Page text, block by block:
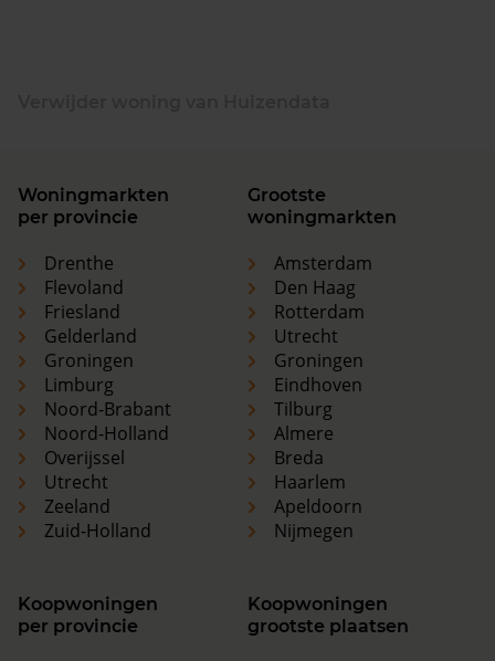
Woningmarkten
per provincie
Drenthe
Flevoland
Friesland
Gelderland
Groningen
Limburg
Noord-Brabant
Noord-Holland
Overijssel
Utrecht
Zeeland
Zuid-Holland
Grootste
woningmarkten
Amsterdam
Den Haag
Rotterdam
Utrecht
Groningen
Eindhoven
Tilburg
Almere
Breda
Haarlem
Apeldoorn
Nijmegen
Koopwoningen
per provincie
Koopwoningen
grootste plaatsen